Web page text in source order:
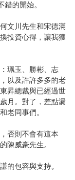
的開始。
文川先生和宋德滿
投資心得，讓我獲
珮玉、勝彬、志
以及許許多多的老
昇總裁與已經過世
月。對了，差點漏
老同事們。
否則不會有這本
陳威豪先生。
的包容與支持。